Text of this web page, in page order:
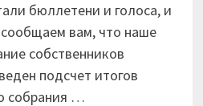
бюллетени и голоса, и
вам, что наше
собственников
подсчет итогов
собрания …